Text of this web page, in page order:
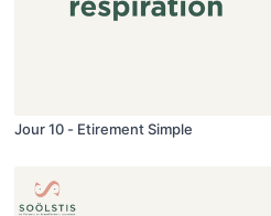
Jour 10 - Etirement Simple